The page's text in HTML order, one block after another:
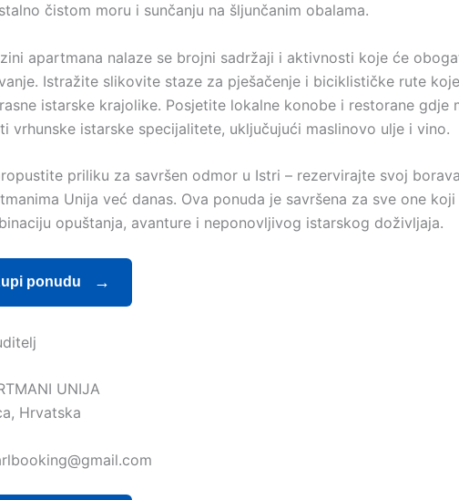
čistom moru i sunčanju na šljunčanim obalama.
apartmana nalaze se brojni sadržaji i aktivnosti koje će
Istražite slikovite staze za pješačenje i biciklističke rute
istarske krajolike. Posjetite lokalne konobe i restorane gdje
vrhunske istarske specijalitete, uključujući maslinovo ulje i vino.
priliku za savršen odmor u Istri – rezervirajte svoj
Unija već danas. Ova ponuda je savršena za sve one
opuštanja, avanture i neponovljivog istarskog doživljaja.
ponudu
UNIJA
Hrvatska